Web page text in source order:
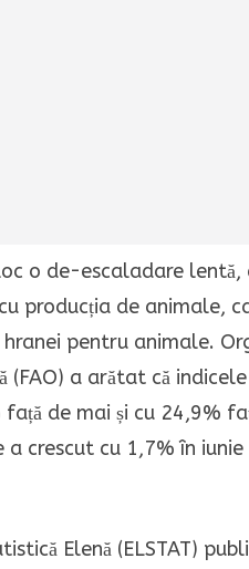
o de-escaladare
producția de animale,
pentru animale.
(FAO) a arătat că
de mai și cu 24,9%
crescut cu 1,7% în
Elenă (ELSTAT)